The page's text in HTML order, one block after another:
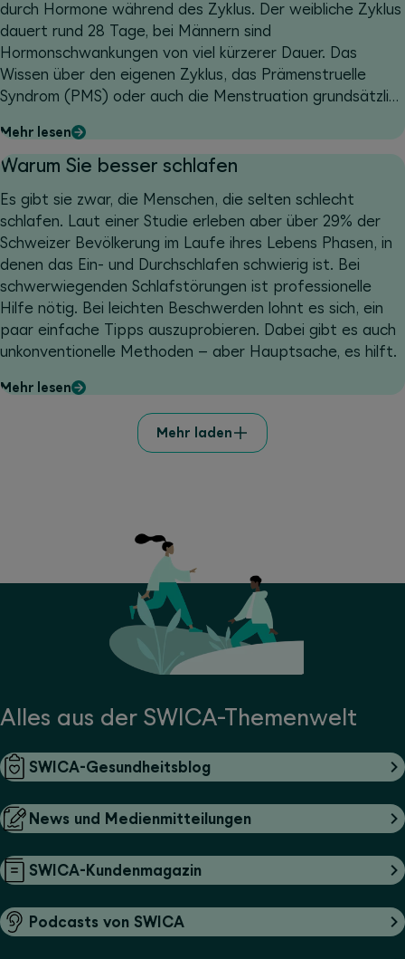
durch Hormone während des Zyklus. Der weibliche Zyklus
dauert rund 28 Tage, bei Männern sind
Hormonschwankungen von viel kürzerer Dauer. Das
Wissen über den eigenen Zyklus, das Prämenstruelle
Syndrom (PMS) oder auch die Menstruation grundsätzlich
Umgang mit Ernährung und Training führen. Erfahren Sie
mehr und entdecken Sie Tipps für eine zyklusorientierte
Mehr lesen
Warum Sie besser schlafen
Es gibt sie zwar, die Menschen, die selten schlecht
schlafen. Laut einer Studie erleben aber über 29% der
Schweizer Bevölkerung im Laufe ihres Lebens Phasen, in
denen das Ein- und Durchschlafen schwierig ist. Bei
schwerwiegenden Schlafstörungen ist professionelle
Hilfe nötig. Bei leichten Beschwerden lohnt es sich, ein
paar einfache Tipps auszuprobieren. Dabei gibt es auch
unkonventionelle Methoden – aber Hauptsache, es hilft.
Mehr lesen
Mehr laden
Alles aus der SWICA-Themenwelt
SWICA-Gesundheitsblog
News und Medienmitteilungen
SWICA-Kundenmagazin
Podcasts von SWICA